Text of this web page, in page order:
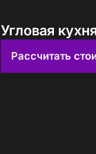
Угловая
Рассчитать